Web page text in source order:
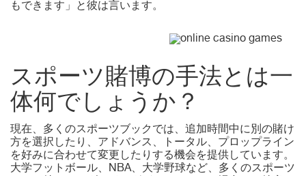
もできます」と彼は言います。
スポーツ賭博の手法とは一
体何でしょうか？
現在、多くのスポーツブックでは、追加時間中に別の賭け
方を選択したり、アドバンス、トータル、プロップライン
を好みに合わせて変更したりする機会を提供しています。
大学フットボール、NBA、大学野球など、多くのスポーツ